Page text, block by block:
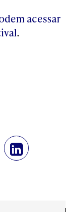
acessar
.